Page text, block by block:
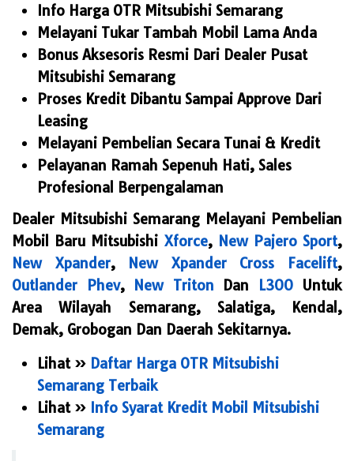
Info Harga OTR Mitsubishi Semarang
Melayani Tukar Tambah Mobil Lama Anda
Bonus Aksesoris Resmi Dari Dealer Pusat
Mitsubishi Semarang
Proses Kredit Dibantu Sampai Approve Dari
Leasing
Melayani Pembelian Secara Tunai & Kredit
Pelayanan Ramah Sepenuh Hati, Sales
Profesional Berpengalaman
Dealer Mitsubishi Semarang Melayani Pembelian
Mobil Baru Mitsubishi Xforce, New Pajero Sport,
New Xpander, New Xpander Cross Facelift,
Outlander Phev, New Triton Dan L300Untuk
Area Wilayah Semarang, Salatiga, Kendal,
Demak, Grobogan Dan Daerah Sekitarnya.
Lihat » Daftar Harga OTR Mitsubishi
Semarang Terbaik
Lihat » Info Syarat Kredit Mobil Mitsubishi
Semarang